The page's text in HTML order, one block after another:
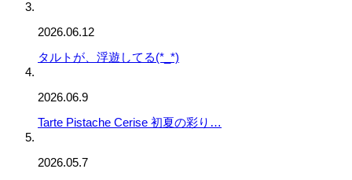
2026.06.12
タルトが、浮遊してる(*_*)
2026.06.9
Tarte Pistache Cerise 初夏の彩り…
2026.05.7